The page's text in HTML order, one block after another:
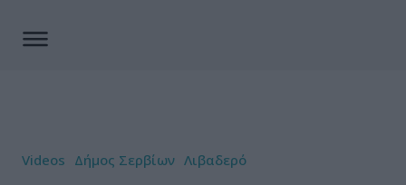
Videos Δήμος Σερβίων Λιβαδερό